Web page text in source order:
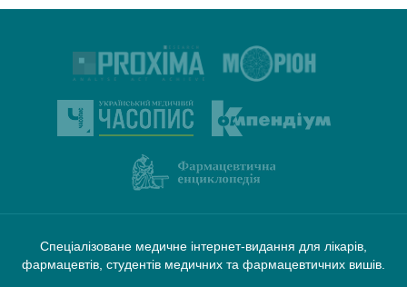
Спеціалізоване медичне інтернет-видання для лікарів,
фармацевтів, студентів медичних та фармацевтичних вишів.